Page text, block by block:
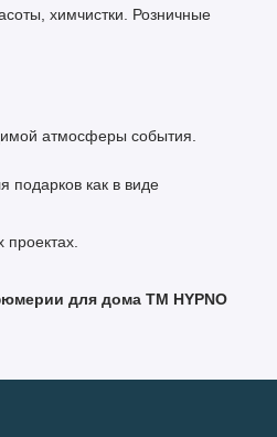
химчистки. Розничные
атмосферы события.
подарков как в виде
для дома ТМ HYPNO